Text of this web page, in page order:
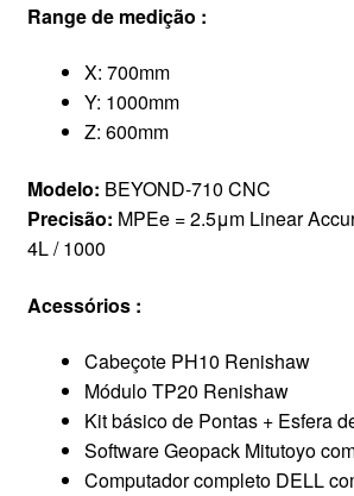
Range de medição :
X: 700mm
Y: 1000mm
Z: 600mm
Modelo: BEYOND-710 CNC
Precisão: MPEe = 2.5μm Linear
4L / 1000
Acessórios :
Cabeçote PH10 Renishaw
Módulo TP20 Renishaw
Kit básico de Pontas + Esfera
Software Geopack Mitutoyo
Computador completo DELL